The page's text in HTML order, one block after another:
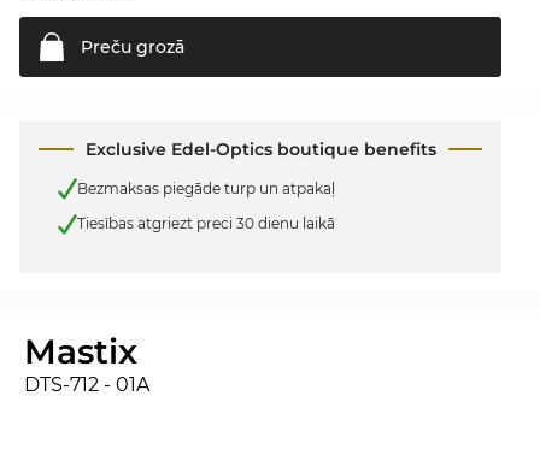
Preču grozā
Exclusive Edel-Optics boutique benefits
Bezmaksas piegāde turp un atpakaļ
Tiesības atgriezt preci 30 dienu laikā
Mastix
DTS-712 - 01A